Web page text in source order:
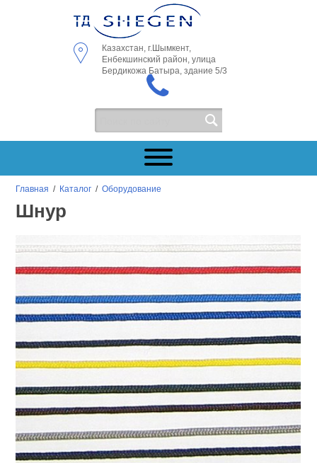
Казахстан, г.Шымкент,
Енбекшинский район, улица
Бердикожа Батыра, здание 5/3
Главная / Каталог /Оборудование
Шнур